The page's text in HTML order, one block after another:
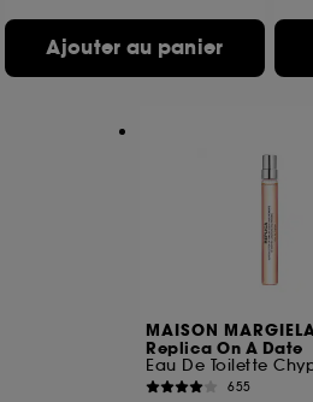
Ajouter au panier
MAISON
Replica On A Date
655